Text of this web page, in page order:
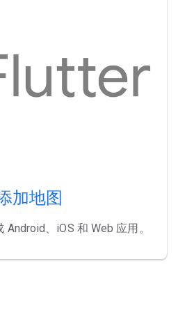
加地图
、iOS 和 Web 应用。